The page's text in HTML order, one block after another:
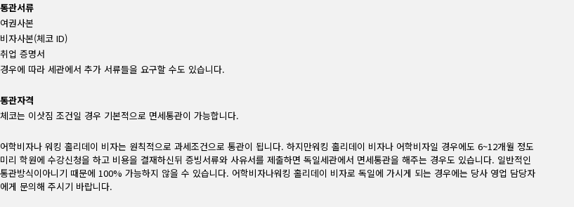
통관서류
여권사본
비자사본(체코 ID)
취업 증명서
경우에 따라 세관에서 추가 서류들을 요구할 수도 있습니다.
통관자격
체코는 이삿짐 조건일 경우 기본적으로 면세통관이 가능합니다.
어학비자나 워킹 홀리데이 비자는 원칙적으로 과세조건으로 통관이 됩니다. 하지만워킹 홀리데이 비자나 어학비자일 경우에도 6~12개월 정도
미리 학원에 수강신청을 하고 비용을 결재하신뒤 증빙서류와 사유서를 제출하면 독일세관에서 면세통관을 해주는 경우도 있습니다. 일반적인
통관방식이아니기 때문에 100% 가능하지 않을 수 있습니다. 어학비자나워킹 홀리데이 비자로 독일에 가시게 되는 경우에는 당사 영업 담당자
에게 문의해 주시기 바랍니다.